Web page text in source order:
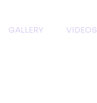
GALLERY VIDEOS